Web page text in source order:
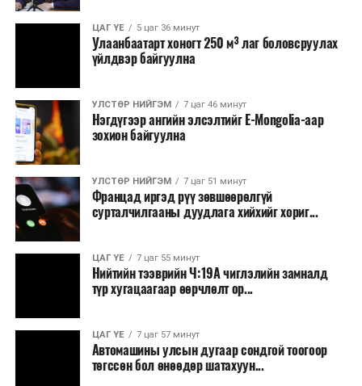
Зайлшгүй шаардлагагүй тоног төхөөрөмж,
тавилга, автомашин худалдан авах;
Батлан хамгаалах, хууль зүйн салбараас бусад
Хуулиар заавал мэдээлэхээс бусад кино,
контент, хэвлэлийн зардал;
Заавал олгохоос бусад тэтгэмж, урамшуулал.
Санхүүгийн хэмнэлтийн горимыг 2026 оны
арванхоёрдугаар сарын 31 хүртэл мөрдөнө. Харин
эрүүл мэндийн салбар уг хэмнэлтийн горимд
хамрагдахгүй бөгөөд цэцэрлэг, сургуулийн хүүхдийн
эрт илрүүлэг, вакцинжуулалт, томуу, томуу төст
өвчний эсрэг арга хэмжээ зэрэг зайлшгүй
үргэлжилнэ гэж Ерөнхий сайд Н.Учрал онцоллоо.
Мөн бүх шатны төсвийн ерөнхийлөн захирагч нарт
салбар бүрдээ урсгал зардлыг 20 хувиар бууруулах,
ЦАГ ҮЕ 5 цаг 36 минут
Улаанбаатарт хоногт 250 м³ лаг боловсруулах
үйлдвэр байгуулна
УЛСТӨР НИЙГЭМ 7 цаг 46 минут
Нэгдүгээр ангийн элсэлтийг E-Mongolia-аар
зохион байгуулна
УЛСТӨР НИЙГЭМ 7 цаг 51 минут
Францад иргэд рүү зөвшөөрөлгүй
сурталчилгааны дуудлага хийхийг хориг...
ЦАГ ҮЕ 7 цаг 55 минут
Нийтийн тээврийн Ч:19А чиглэлийн замналд
түр хугацаагаар өөрчлөлт ор...
ЦАГ ҮЕ 7 цаг 57 минут
Автомашины улсын дугаар сондгой тоогоор
төгссөн бол өнөөдөр шатахуун...